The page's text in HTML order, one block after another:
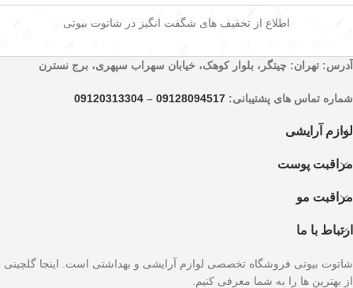
اطلاع از تخفیف های شگفت انگیز در شاتوت بیوتی
آدرس: تهران: چیتگر، بلوار کوهک، خیابان سهراب سپهری، برج نسترن
شماره تماس های پشتیبانی: 09128094517
–
09120313304
لوازم آرایشی
مراقبت پوست
مراقبت مو
ارتباط با ما
شاتوت بیوتی فروشگاه تخصصی لوازم آرایشی و بهداشتی است. اینجا گلچینی
از بهترین ها را به شما معرفی کنیم.